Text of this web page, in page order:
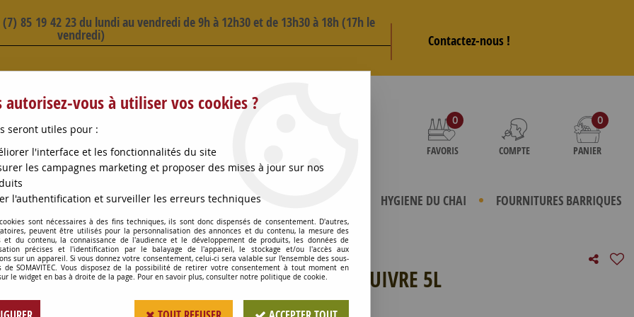
85 19 42 23 du lundi au vendredi de 9h à 12h30 et de 13h30 à 18h (17h le
vendredi) Contactez-nous !
0
FAVORIS COMPTE
0
PANIER
CONSOMMABLES OENOLOGIE HYGIENE DU CHAI FOURNITURES BARRIQUES
SULFATE DE CUIVRE 5L
SULFIREDOX SULFATE DE CUIVRE 5L
autorisez-vous à utiliser vos cookies ?
seront utiles pour :
l'interface et les fonctionnalités du site
les campagnes marketing et proposer des mises à jour sur nos
l'authentification et surveiller les erreurs techniques
sont nécessaires à des fins techniques, ils sont donc dispensés de consentement. D'autres,
peuvent être utilisés pour la personnalisation des annonces et du contenu, la mesure des
et du contenu, la connaissance de l'audience et le développement de produits, les données de
précises et l'identification par le balayage de l'appareil, le stockage et/ou l'accès aux
sur un appareil. Si vous donnez votre consentement, celui-ci sera valable sur l’ensemble des sous-
de SOMAVITEC. Vous disposez de la possibilité de retirer votre consentement à tout moment en
le widget en bas à droite de la page. Pour en savoir plus, consulter notre politique de cookie.